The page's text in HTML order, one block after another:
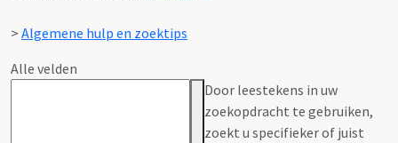
> Algemene hulp en zoektips
Alle velden
Door leestekens in uw
zoekopdracht te gebruiken,
zoekt u specifieker of juist